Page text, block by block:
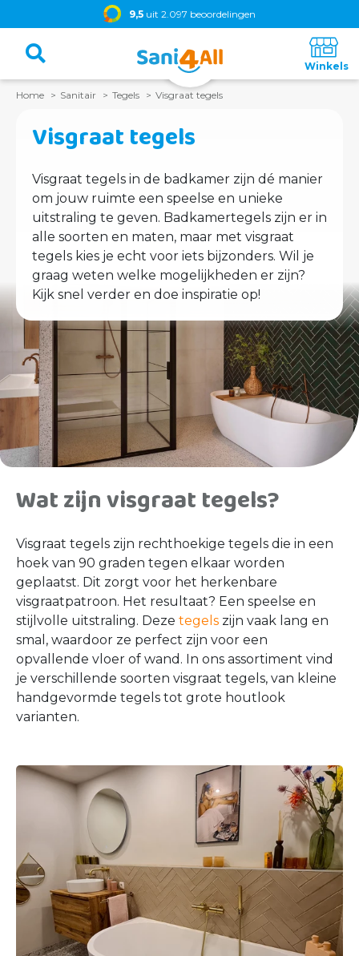
9,5 uit 2.097 beoordelingen
Home Sanitair Tegels Visgraat tegels
Visgraat tegels
Visgraat tegels in de badkamer zijn dé manier
om jouw ruimte een speelse en unieke
uitstraling te geven. Badkamertegels zijn er in
alle soorten en maten, maar met visgraat
tegels kies je echt voor iets bijzonders. Wil je
graag weten welke mogelijkheden er zijn?
Kijk snel verder en doe inspiratie op!
Wat zijn visgraat tegels?
Visgraat tegels zijn rechthoekige tegels die in een
hoek van 90 graden tegen elkaar worden
geplaatst. Dit zorgt voor het herkenbare
visgraatpatroon. Het resultaat? Een speelse en
stijlvolle uitstraling. Deze tegels zijn vaak lang en
smal, waardoor ze perfect zijn voor een
opvallende vloer of wand. In ons assortiment vind
je verschillende soorten visgraat tegels, van kleine
handgevormde tegels tot grote houtlook
varianten.